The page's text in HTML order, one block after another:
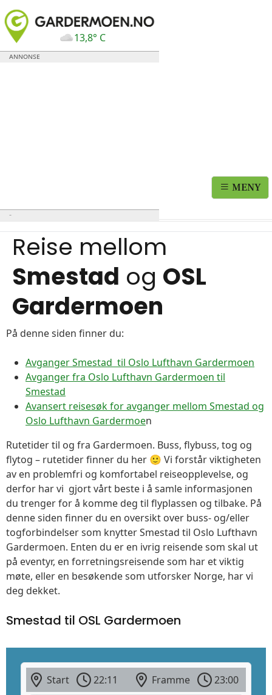
13,8° C
MENY
Reise mellom
Smestad og OSL
Gardermoen
På denne siden finner du:
Avganger Smestad til Oslo Lufthavn Gardermoen
Avganger fra Oslo Lufthavn Gardermoen til
Smestad
Avansert reisesøk for avganger mellom Smestad og
Oslo Lufthavn Gardermoen
Rutetider til og fra Gardermoen. Buss, flybuss, tog og
flytog – rutetider finner du her 🙂 Vi forstår viktigheten
av en problemfri og komfortabel reiseopplevelse, og
derfor har vi gjort vårt beste i å samle informasjonen
du trenger for å komme deg til flyplassen og tilbake. På
denne siden finner du en oversikt over buss- og/eller
togforbindelser som knytter Smestad til Oslo Lufthavn
Gardermoen. Enten du er en ivrig reisende som skal ut
på eventyr, en forretningsreisende som har et viktig
møte, eller en besøkende som utforsker Norge, har vi
deg dekket.
Smestad til OSL Gardermoen
Start 22:11 Framme
23:00